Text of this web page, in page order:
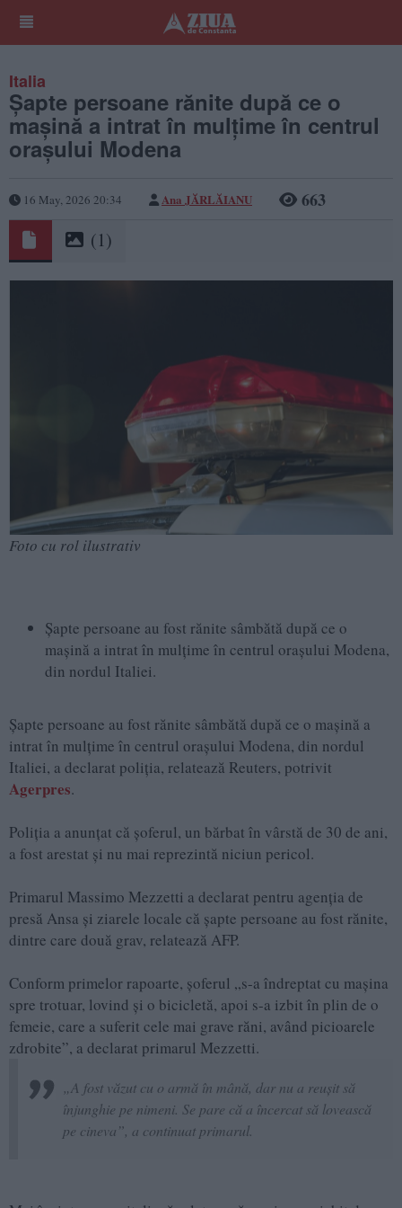
Italia
Șapte persoane rănite după ce o
mașină a intrat în mulțime în centrul
orașului Modena
16 May, 2026 20:34 Ana JĂRLĂIANU 663
(1)
Foto cu rol ilustrativ
Șapte persoane au fost rănite sâmbătă după ce o
mașină a intrat în mulțime în centrul orașului Modena,
din nordul Italiei.
Șapte persoane au fost rănite sâmbătă după ce o mașină a
intrat în mulțime în centrul orașului Modena, din nordul
Italiei, a declarat poliția, relatează Reuters, potrivit
Agerpres.
Poliția a anunțat că șoferul, un bărbat în vârstă de 30 de ani,
a fost arestat și nu mai reprezintă niciun pericol.
Primarul Massimo Mezzetti a declarat pentru agenția de
presă Ansa și ziarele locale că șapte persoane au fost rănite,
dintre care două grav, relatează AFP.
Conform primelor rapoarte, șoferul „s-a îndreptat cu mașina
spre trotuar, lovind și o bicicletă, apoi s-a izbit în plin de o
femeie, care a suferit cele mai grave răni, având picioarele
zdrobite”, a declarat primarul Mezzetti.
„A fost văzut cu o armă în mână, dar nu a reușit să
înjunghie pe nimeni. Se pare că a încercat să lovească
pe cineva”, a continuat primarul.